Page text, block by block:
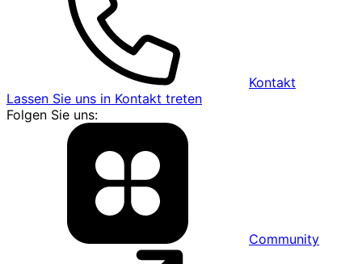
Kontakt
Lassen Sie uns in Kontakt treten
Folgen Sie uns:
Community